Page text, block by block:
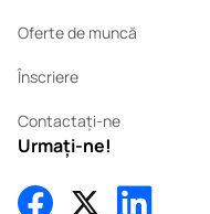
Oferte de muncă
Înscriere
Contactați-ne
Urmați-ne!